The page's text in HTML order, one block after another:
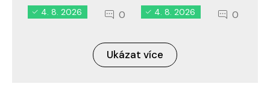
4. 8. 2026 0 4. 8. 2026 0
Ukázat více